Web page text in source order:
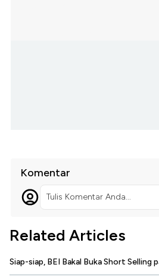
Komentar
Tulis Komentar Anda...
Related Articles
Siap-siap, BEI Bakal Buka Short Selling